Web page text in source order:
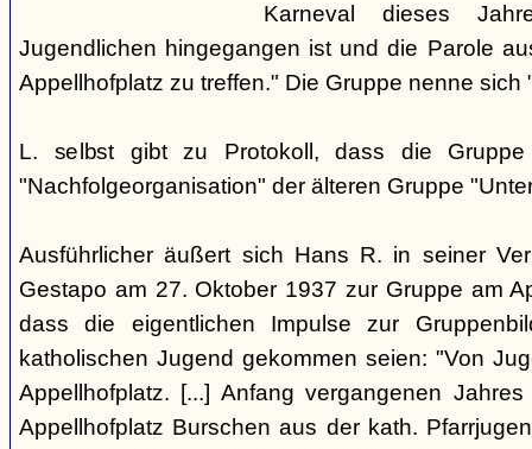
Karneval dieses
Jugendlichen hingegangen ist und die Parole
Appellhofplatz zu treffen." Die Gruppe nenne sich
L. selbst gibt zu Protokoll, dass die Gruppe
"Nachfolgeorganisation" der älteren Gruppe
Ausführlicher äußert sich Hans R. in seiner
Gestapo am 27. Oktober 1937 zur Gruppe am
dass die eigentlichen Impulse zur
katholischen Jugend gekommen seien: "Von
Appellhofplatz. [...] Anfang vergangenen
Appellhofplatz Burschen aus der kath.